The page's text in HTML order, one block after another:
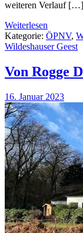
weiteren Verlauf […]
Weiterlesen
Kategorie: ÖPNV,
Wildeshauser Geest
Von Rogge
16. Januar 2023